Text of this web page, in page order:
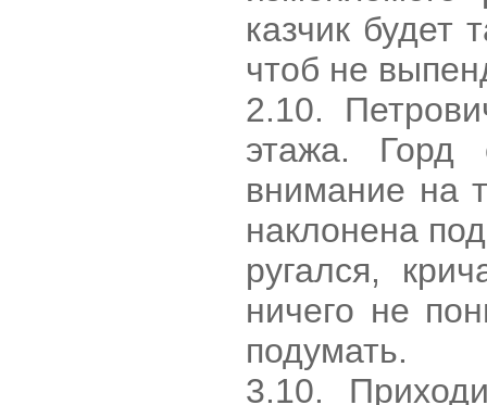
казчик будет
чтоб не
2.10.
этажа. Горд
внимание на
наклонена
ругался,
ничего не
подумать.
3.10.